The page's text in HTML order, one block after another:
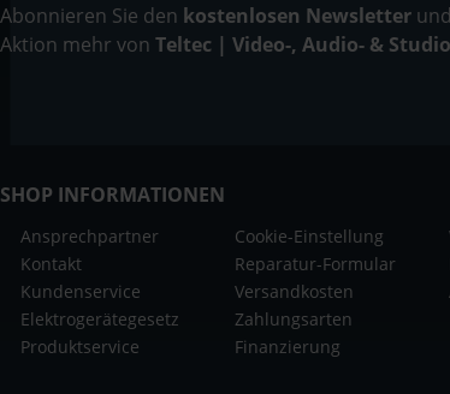
Abonnieren Sie den kostenlosen Newsletter
Aktion mehr von Teltec | Video-, Audio- &
SHOP INFORMATIONEN
Ansprechpartner
Kontakt
Kundenservice
Elektrogerätegesetz
Produktservice
Cookie-Einstellung
Reparatur-Formular
Versandkosten
Zahlungsarten
Finanzierung